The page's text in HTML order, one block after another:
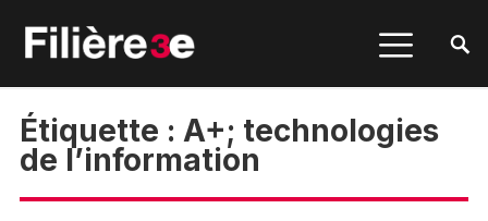
Étiquette : A+; technologies
de l’information